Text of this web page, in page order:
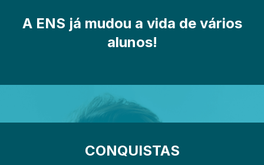
A ENS já mudou a vida de vários
alunos!
CONQUISTAS